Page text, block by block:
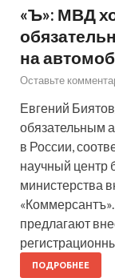
«Ъ»: МВД
на
Оставьте
Евгений
обязательным
в России,
научный центр
министерства
предлагают
ПОДРОБНЕЕ